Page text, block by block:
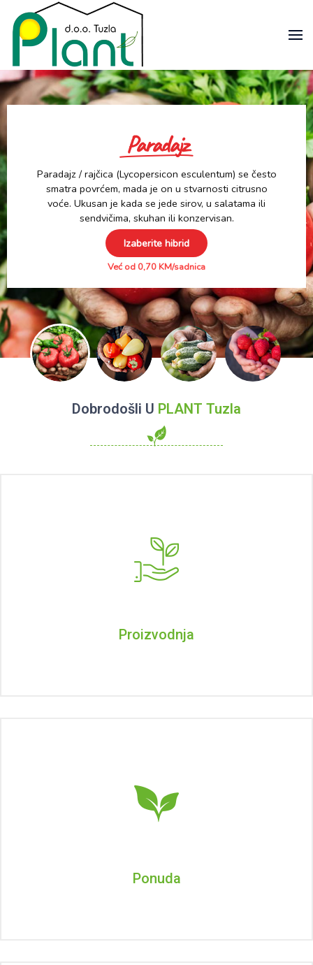
Paradajz
Paradajz / rajčica (Lycopersicon esculentum) se često
smatra povrćem, mada je on u stvarnosti citrusno
voće. Ukusan je kada se jede sirov, u salatama ili
sendvičima, skuhan ili konzervisan.
Izaberite hibrid
Već od 0,70 KM/sadnica
Dobrodošli U PLANT Tuzla
Proizvodnja
Ponuda